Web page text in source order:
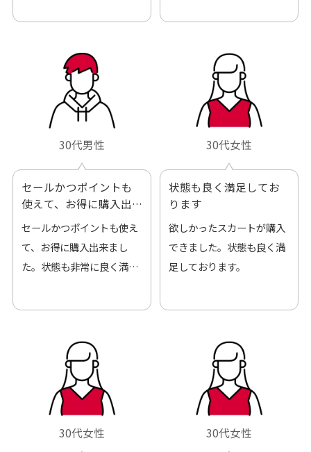
30代男性
セールかつポイントも
使えて、お得に購入出
来ました
セールかつポイントも使え
て、お得に購入出来まし
た。状態も非常に良く満足
30代女性
状態も良く満足してお
ります
欲しかったスカートが購入
できました。状態も良く満
足しております。
30代女性 30代女性